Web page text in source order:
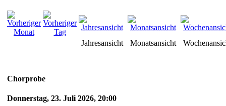
Jahresansicht Monatsansicht
Chorprobe
Donnerstag, 23. Juli 2026, 20:00